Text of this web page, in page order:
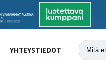
YHTEYSTIEDOT